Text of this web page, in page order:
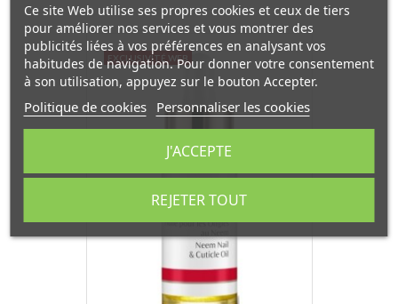
EXCLUSIVITÉ WEB
Ce site Web utilise ses propres cookies et ceux de tiers
pour améliorer nos services et vous montrer des
publicités liées à vos préférences en analysant vos
habitudes de navigation. Pour donner votre consentement
à son utilisation, appuyez sur le bouton Accepter.
Politique de cookies Personnaliser les cookies
REJETER TOUT
J'ACCEPTE